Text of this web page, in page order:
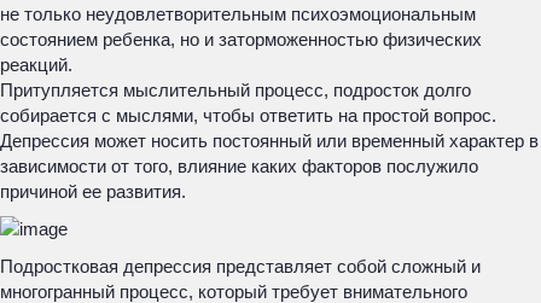
не только неудовлетворительным психоэмоциональным
состоянием ребенка, но и заторможенностью физических
реакций.
Притупляется мыслительный процесс, подросток долго
собирается с мыслями, чтобы ответить на простой вопрос.
Депрессия может носить постоянный или временный характер в
зависимости от того, влияние каких факторов послужило
причиной ее развития.
Подростковая депрессия представляет собой сложный и
многогранный процесс, который требует внимательного